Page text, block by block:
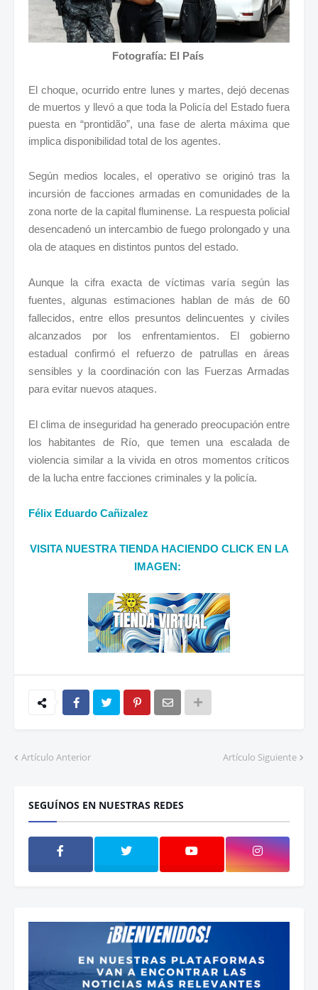
Fotografía: El País
El choque, ocurrido entre lunes y martes, dejó decenas
de muertos y llevó a que toda la Policía del Estado fuera
puesta en “prontidão”, una fase de alerta máxima que
implica disponibilidad total de los agentes.
Según medios locales, el operativo se originó tras la
incursión de facciones armadas en comunidades de la
zona norte de la capital fluminense. La respuesta policial
desencadenó un intercambio de fuego prolongado y una
ola de ataques en distintos puntos del estado.
Aunque la cifra exacta de víctimas varía según las
fuentes, algunas estimaciones hablan de más de 60
fallecidos, entre ellos presuntos delincuentes y civiles
alcanzados por los enfrentamientos. El gobierno
estadual confirmó el refuerzo de patrullas en áreas
sensibles y la coordinación con las Fuerzas Armadas
para evitar nuevos ataques.
El clima de inseguridad ha generado preocupación entre
los habitantes de Río, que temen una escalada de
violencia similar a la vivida en otros momentos críticos
de la lucha entre facciones criminales y la policía.
Félix Eduardo Cañizalez
VISITA NUESTRA TIENDA HACIENDO CLICK EN LA
IMAGEN:
Artículo Anterior Artículo Siguiente
SEGUÍNOS EN NUESTRAS REDES